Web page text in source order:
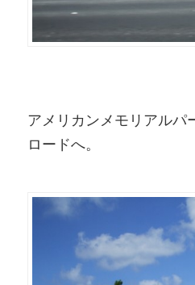
アメリカンメモリアルパ
ロードへ。